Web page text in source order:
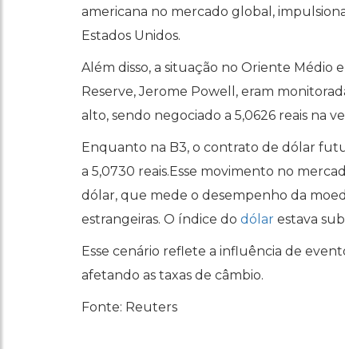
americana no mercado global,
Estados Unidos.
Além disso, a situação no Oriente Médio
Reserve, Jerome Powell, eram
alto, sendo negociado a 5,0626 reais na
Enquanto na B3, o contrato de dólar
a 5,0730 reais.Esse movimento no
dólar, que mede o desempenho da
estrangeiras. O índice do dólar estava
Esse cenário reflete a influência de
afetando as taxas de câmbio.
Fonte: Reuters